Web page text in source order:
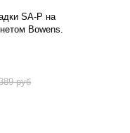
SA-P на
Bowens.
руб